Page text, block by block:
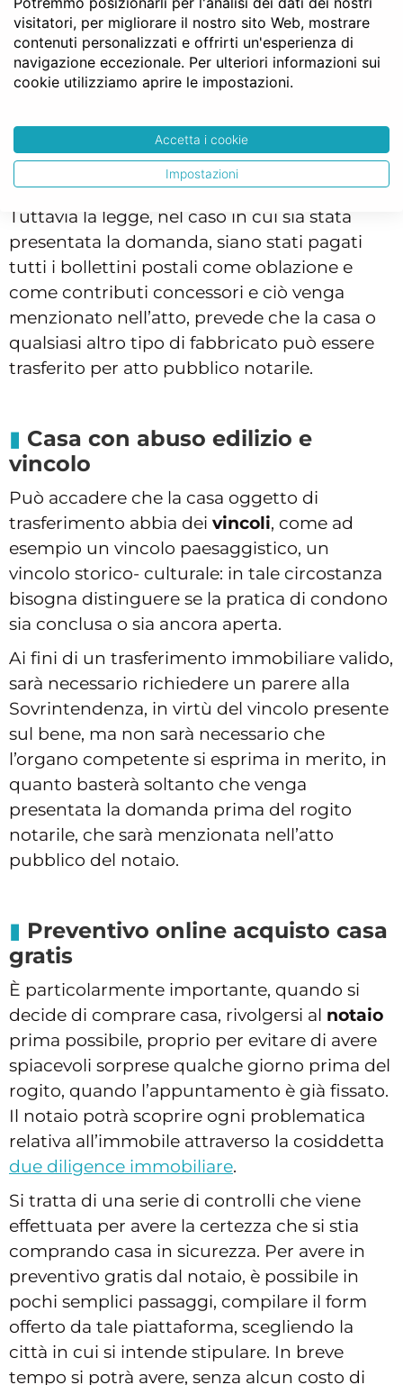
stesso il Comune non si sia ancora espresso
nei termini previsti dalla legge. In questi casi,
il bene immobile può essere trasferito dal
notaio? La domanda è molto ricorrente, in
notarile si parla dicondono aperto, proprio
perché la pratica non è definitivamente
chiusa.
Tuttavia la legge, nel caso in cui sia stata
presentata la domanda, siano stati pagati
tutti i bollettini postali come oblazione e
come contributi concessori e ciò venga
menzionato nell’atto, prevede che la casa o
qualsiasi altro tipo di fabbricato può essere
trasferito per atto pubblico notarile.
Casa con abuso edilizio e
vincolo
Può accadere che la casa oggetto di
trasferimento abbia dei vincoli, come ad
esempio un vincolo paesaggistico, un
vincolo storico- culturale: in tale circostanza
bisogna distinguere se la pratica di condono
sia conclusa o sia ancora aperta.
Ai fini di un trasferimento immobiliare valido,
sarà necessario richiedere un parere alla
Sovrintendenza, in virtù del vincolo presente
sul bene, ma non sarà necessario che
l’organo competente si esprima in merito, in
quanto basterà soltanto che venga
presentata la domanda prima del rogito
notarile, che sarà menzionata nell’atto
pubblico del notaio.
Preventivo online acquisto casa
gratis
È particolarmente importante, quando si
decide di comprare casa, rivolgersi al notaio
prima possibile, proprio per evitare di avere
spiacevoli sorprese qualche giorno prima del
rogito, quando l’appuntamento è già fissato.
Il notaio potrà scoprire ogni problematica
relativa all’immobile attraverso la cosiddetta
due diligence immobiliare.
Si tratta di una serie di controlli che viene
effettuata per avere la certezza che si stia
comprando casa in sicurezza. Per avere in
preventivo gratis dal notaio, è possibile in
pochi semplici passaggi, compilare il form
offerto da tale piattaforma, scegliendo la
città in cui si intende stipulare. In breve
tempo si potrà avere, senza alcun costo di
visitatori, per migliorare il nostro sito Web, mostrare
contenuti personalizzati e offrirti un'esperienza di
navigazione eccezionale. Per ulteriori informazioni sui
cookie utilizziamo aprire le impostazioni.
Accetta i cookie
Impostazioni